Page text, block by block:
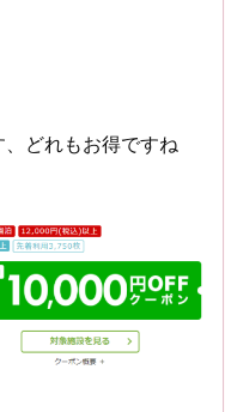
どれもお得ですね